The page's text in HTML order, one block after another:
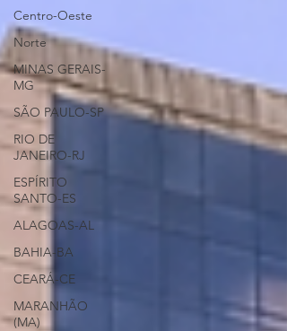
Centro-Oeste
Norte
MINAS GERAIS-
MG
SÃO PAULO-SP
RIO DE
JANEIRO-RJ
ESPÍRITO
SANTO-ES
ALAGOAS-AL
BAHIA-BA
CEARÁ-CE
MARANHÃO
(MA)